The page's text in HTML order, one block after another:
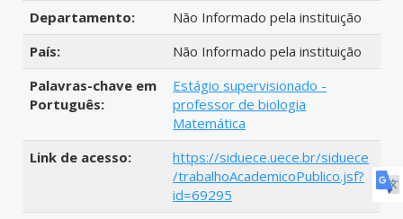
Departamento:
Não Informado pela instituição
País:
Não Informado pela instituição
Palavras-chave em
Português:
Estágio supervisionado -
professor de biologia
Matemática
Link de acesso:
https://siduece.uece.br/siduece
/trabalhoAcademicoPublico.jsf?
id=69295